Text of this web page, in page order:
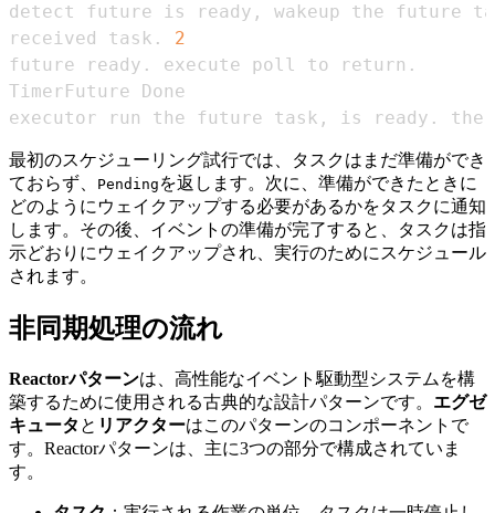
received task. 2
executor run the future task, is ready.
最初のスケジューリング試行では、タスクはまだ準備ができ
ておらず、
Pending を返します。次に、準備ができたときに
どのようにウェイクアップする必要があるかをタスクに通知
します。その後、イベントの準備が完了すると、タスクは指
示どおりにウェイクアップされ、実行のためにスケジュール
されます。
非同期処理の流れ
Reactorパターンは、高性能なイベント駆動型システムを構
築するために使用される古典的な設計パターンです。 エグゼ
キュータ と リアクターはこのパターンのコンポーネントで
す。Reactorパターンは、主に3つの部分で構成されていま
す。